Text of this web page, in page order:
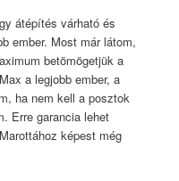
átépítés várható és
ember. Most már látom,
betömögetjük a
a legjobb ember, a
ha nem kell a posztok
Erre garancia lehet
képest még